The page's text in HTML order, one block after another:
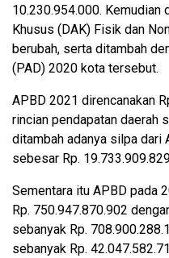
10.230.954.000. Kemudian
Khusus (DAK) Fisik dan
berubah, serta ditambah
(PAD) 2020 kota tersebut.
APBD 2021 direncanakan
rincian pendapatan daerah
ditambah adanya silpa dari
sebesar Rp.
Sementara itu APBD pada
Rp. 750.947.870.902
sebanyak Rp.
sebanyak Rp.